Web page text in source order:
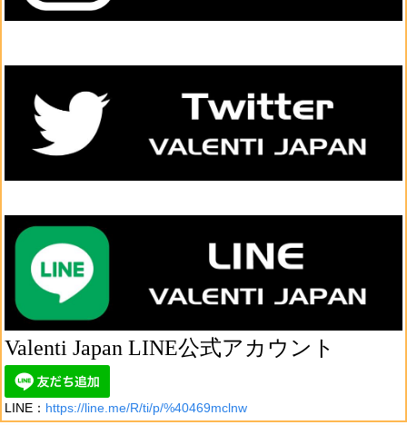
Valenti Japan LINE公式アカウント
LINE： https://line.me/R/ti/p/%40469mclnw